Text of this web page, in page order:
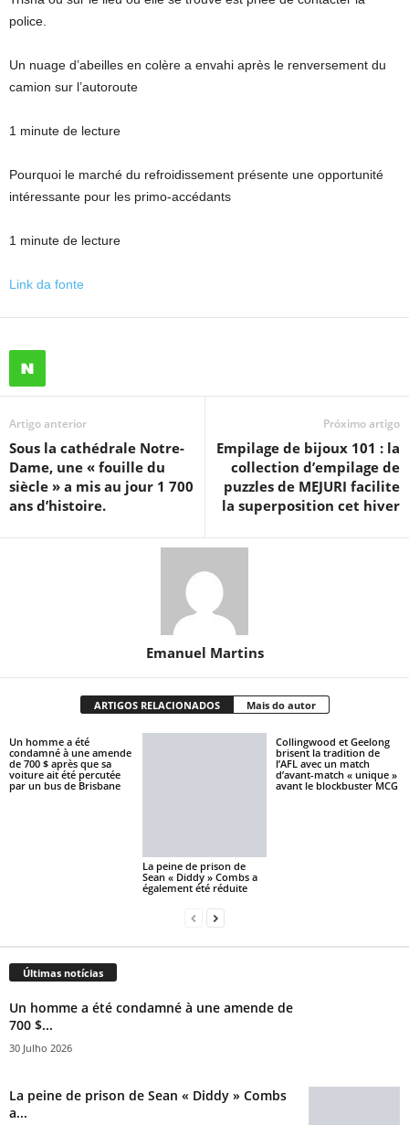
police.
Un nuage d’abeilles en colère a envahi après le renversement du
camion sur l’autoroute
1 minute de lecture
Pourquoi le marché du refroidissement présente une opportunité
intéressante pour les primo-accédants
1 minute de lecture
Link da fonte
Artigo anterior
Sous la cathédrale Notre-
Dame, une « fouille du
siècle » a mis au jour 1 700
ans d’histoire.
Próximo artigo
Empilage de bijoux 101 : la
collection d’empilage de
puzzles de MEJURI facilite
la superposition cet hiver
Emanuel Martins
ARTIGOS RELACIONADOS Mais do autor
Un homme a été
condamné à une amende
de 700 $ après que sa
voiture ait été percutée
par un bus de Brisbane
La peine de prison de
Sean « Diddy » Combs a
également été réduite
Collingwood et Geelong
brisent la tradition de
l’AFL avec un match
d’avant-match « unique »
avant le blockbuster MCG
Últimas notícias
Un homme a été condamné à une amende de
700 $...
30 Julho 2026
La peine de prison de Sean « Diddy » Combs
a...